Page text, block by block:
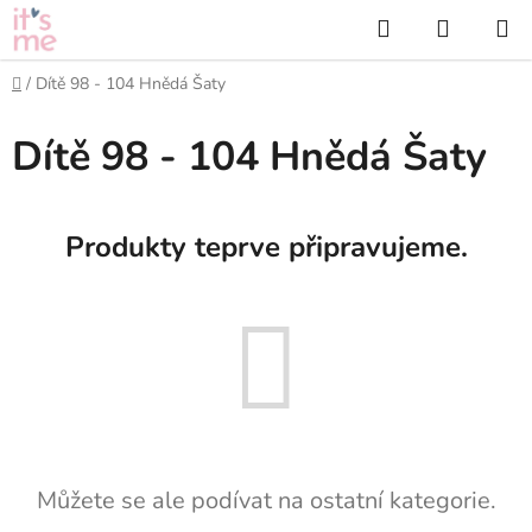
Přejít
na
obsah
Hledat
KOŠÍK
Domů
/ Dítě 98 - 104 Hnědá Šaty
Dítě 98 - 104 Hnědá Šaty
Produkty teprve připravujeme.
Můžete se ale podívat na ostatní kategorie.